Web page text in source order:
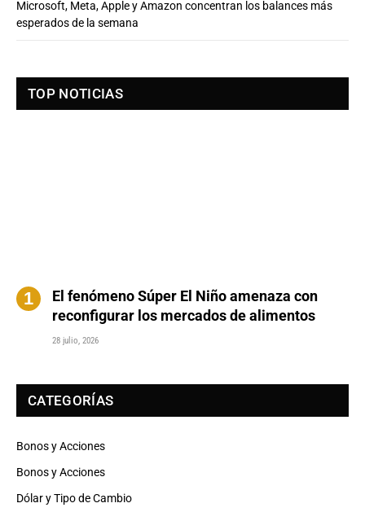
Microsoft, Meta, Apple y Amazon concentran los balances más
esperados de la semana
TOP NOTICIAS
El fenómeno Súper El Niño amenaza con
reconfigurar los mercados de alimentos
28 julio, 2026
CATEGORÍAS
Bonos y Acciones
Bonos y Acciones
Dólar y Tipo de Cambio